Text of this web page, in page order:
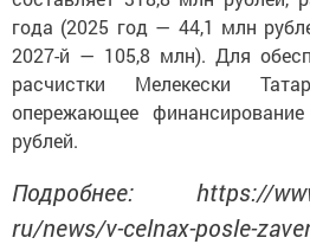
года (2025 год — 44,1 млн
2027-й — 105,8 млн). Для
расчистки Мелекески
опережающее
рублей.
Подробнее: https://
ru/news/v-celnax-posle-